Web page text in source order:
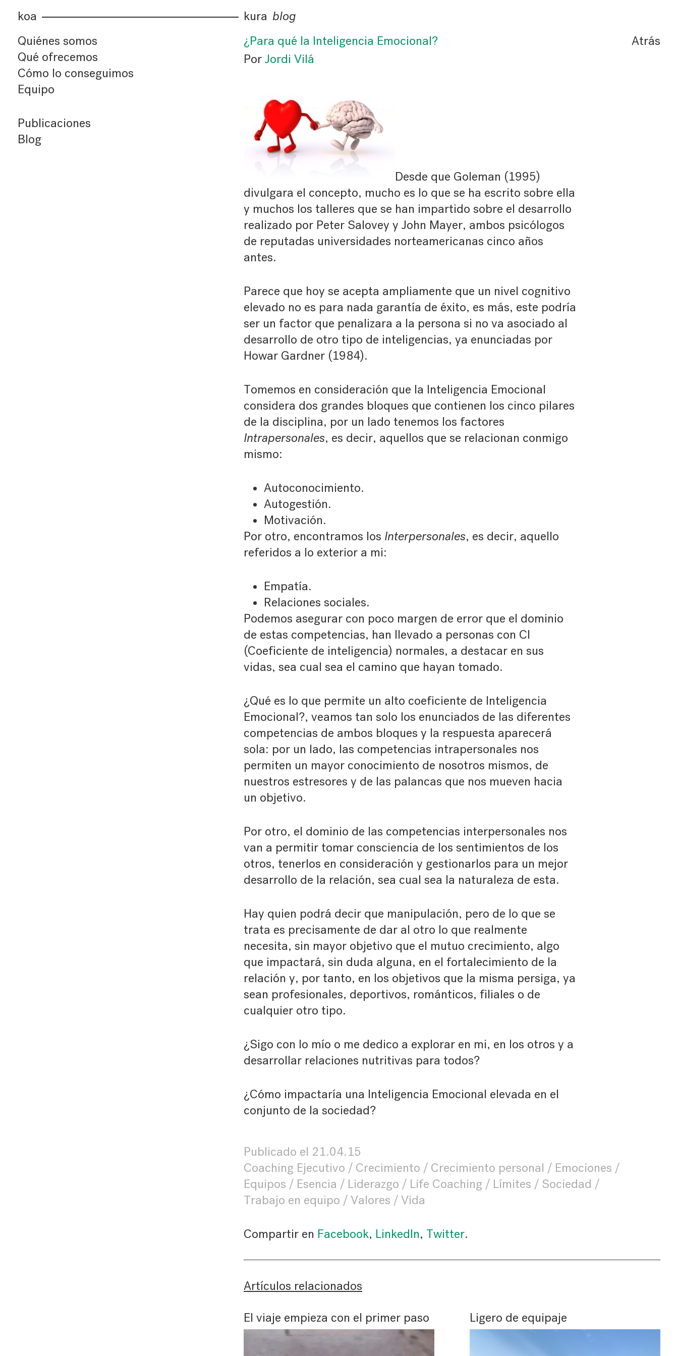
koa kura blog
Quiénes somos
Qué ofrecemos
Cómo lo conseguimos
Equipo
Publicaciones
Blog
¿Para qué la Inteligencia Emocional?
Atrás
Por Jordi Vilá
Desde que Goleman (1995)
divulgara el concepto, mucho es lo que se ha escrito sobre ella
y muchos los talleres que se han impartido sobre el desarrollo
realizado por Peter Salovey y John Mayer, ambos psicólogos
de reputadas universidades norteamericanas cinco años
antes.
Parece que hoy se acepta ampliamente que un nivel cognitivo
elevado no es para nada garantía de éxito, es más, este podría
ser un factor que penalizara a la persona si no va asociado al
desarrollo de otro tipo de inteligencias, ya enunciadas por
Howar Gardner (1984).
Tomemos en consideración que la Inteligencia Emocional
considera dos grandes bloques que contienen los cinco pilares
de la disciplina, por un lado tenemos los factores
Intrapersonales, es decir, aquellos que se relacionan conmigo
mismo:
Autoconocimiento.
Autogestión.
Motivación.
Por otro, encontramos los Interpersonales, es decir, aquello
referidos a lo exterior a mi:
Empatía.
Relaciones sociales.
Podemos asegurar con poco margen de error que el dominio
de estas competencias, han llevado a personas con CI
(Coeficiente de inteligencia) normales, a destacar en sus
vidas, sea cual sea el camino que hayan tomado.
¿Qué es lo que permite un alto coeficiente de Inteligencia
Emocional?, veamos tan solo los enunciados de las diferentes
competencias de ambos bloques y la respuesta aparecerá
sola: por un lado, las competencias intrapersonales nos
permiten un mayor conocimiento de nosotros mismos, de
nuestros estresores y de las palancas que nos mueven hacia
un objetivo.
Por otro, el dominio de las competencias interpersonales nos
van a permitir tomar consciencia de los sentimientos de los
otros, tenerlos en consideración y gestionarlos para un mejor
desarrollo de la relación, sea cual sea la naturaleza de esta.
Hay quien podrá decir que manipulación, pero de lo que se
trata es precisamente de dar al otro lo que realmente
necesita, sin mayor objetivo que el mutuo crecimiento, algo
que impactará, sin duda alguna, en el fortalecimiento de la
relación y, por tanto, en los objetivos que la misma persiga, ya
sean profesionales, deportivos, románticos, filiales o de
cualquier otro tipo.
¿Sigo con lo mío o me dedico a explorar en mi, en los otros y a
desarrollar relaciones nutritivas para todos?
¿Cómo impactaría una Inteligencia Emocional elevada en el
conjunto de la sociedad?
Publicado el 21.04.15
Coaching Ejecutivo
Crecimiento Crecimiento personal
Emociones
Equipos
Esencia Liderazgo Life Coaching Límites
Sociedad
Trabajo en equipo
Valores Vida
Compartir en Facebook, LinkedIn, Twitter.
Artículos relacionados
El viaje empieza con el primer paso Ligero de equipaje